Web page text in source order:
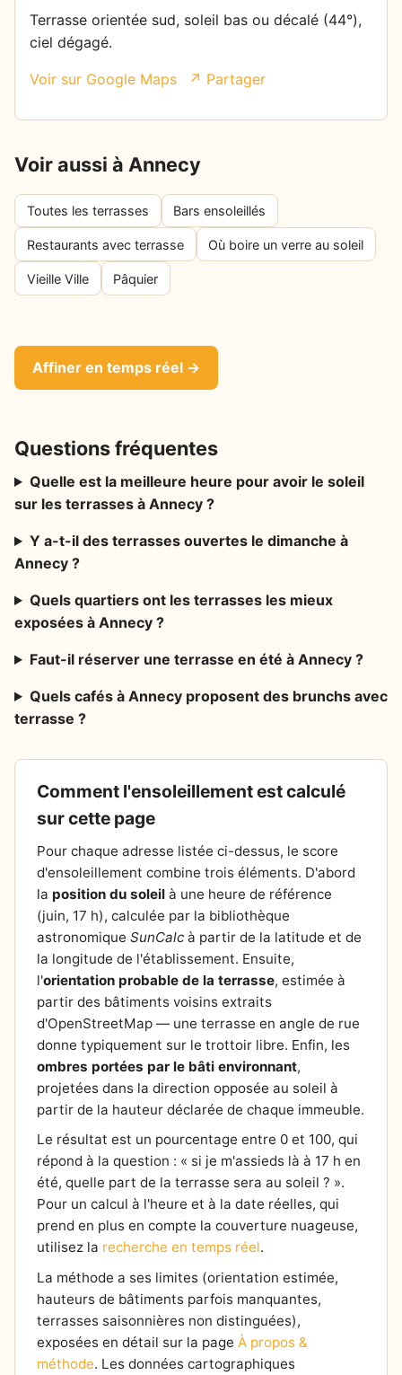
Terrasse orientée sud, soleil bas ou décalé (44°),
ciel dégagé.
Voir sur Google Maps ↗ Partager
Voir aussi à Annecy
Toutes les terrasses Bars ensoleillés
Restaurants avec terrasse Où boire un verre au soleil
Vieille Ville Pâquier
Affiner en temps réel →
Questions fréquentes
Quelle est la meilleure heure pour avoir le soleil
sur les terrasses à Annecy ?
Y a-t-il des terrasses ouvertes le dimanche à
Annecy ?
Quels quartiers ont les terrasses les mieux
exposées à Annecy ?
Faut-il réserver une terrasse en été à Annecy ?
Quels cafés à Annecy proposent des brunchs avec
terrasse ?
Comment l'ensoleillement est calculé
sur cette page
Pour chaque adresse listée ci-dessus, le score
d'ensoleillement combine trois éléments. D'abord
la position du soleil à une heure de référence
(juin, 17 h), calculée par la bibliothèque
astronomique SunCalc à partir de la latitude et de
la longitude de l'établissement. Ensuite,
l'orientation probable de la terrasse, estimée à
partir des bâtiments voisins extraits
d'OpenStreetMap — une terrasse en angle de rue
donne typiquement sur le trottoir libre. Enfin, les
ombres portées par le bâti environnant,
projetées dans la direction opposée au soleil à
partir de la hauteur déclarée de chaque immeuble.
Le résultat est un pourcentage entre 0 et 100, qui
répond à la question : « si je m'assieds là à 17 h en
été, quelle part de la terrasse sera au soleil ? ».
Pour un calcul à l'heure et à la date réelles, qui
prend en plus en compte la couverture nuageuse,
utilisez la recherche en temps réel.
La méthode a ses limites (orientation estimée,
hauteurs de bâtiments parfois manquantes,
terrasses saisonnières non distinguées),
exposées en détail sur la page À propos &
méthode. Les données cartographiques